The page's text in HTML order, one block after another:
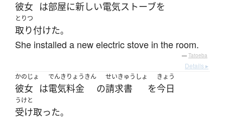
彼女 は部屋に新しい電気ストーブを
とりつ
取り付けた。
She installed a new electric stove in the room.
— Tatoeba
Details ▸
かのじょ
彼女 は
でんきりょうきん
電気料金 の
せいきゅうしょ
請求書 を
きょう
今日
うけと
受け取った。